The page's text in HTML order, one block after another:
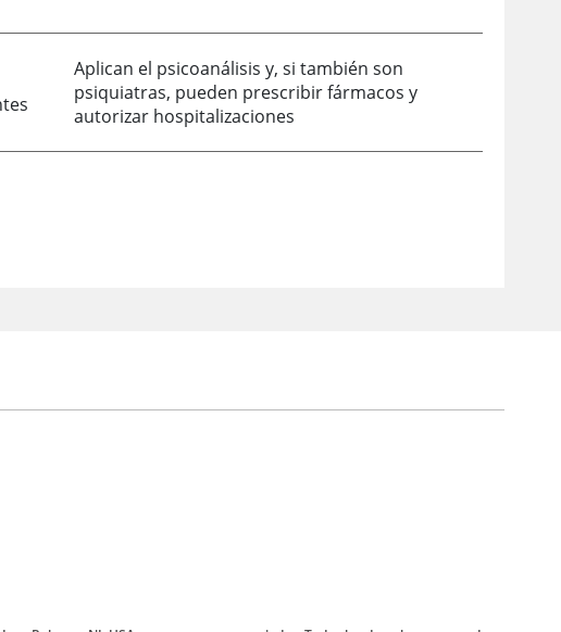
Aplican el psicoanálisis y, si también son
psiquiatras, pueden prescribir fármacos y
autorizar hospitalizaciones